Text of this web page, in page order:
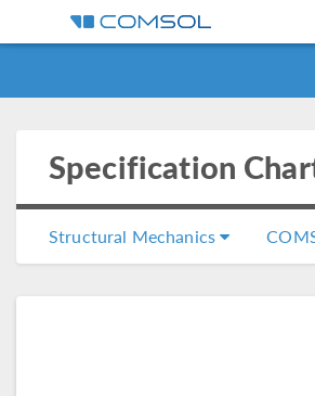
Specification
Structural Mechanics